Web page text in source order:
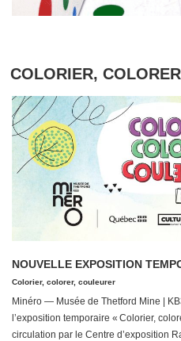
COLORIER,
NOUVELLE EXPOSITION
Colorier, colorer, couleurer
Minéro — Musée de Thetford Mine |
l’exposition temporaire « Colorier,
circulation par le Centre d’exposition